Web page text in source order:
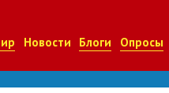
Новости Блоги Опросы